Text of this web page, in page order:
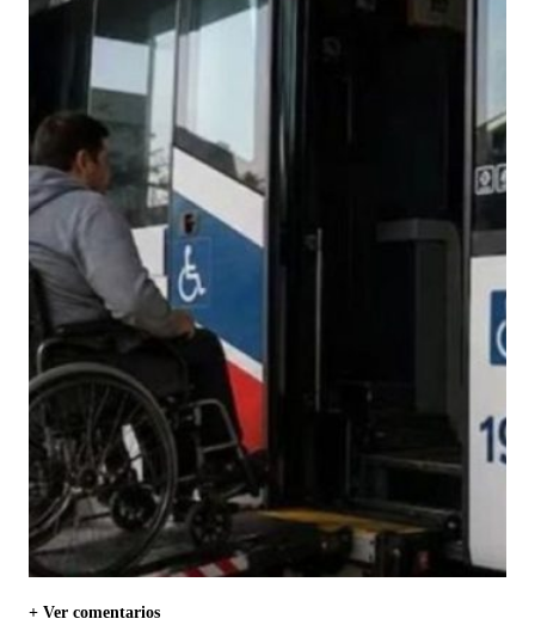
+ Ver comentarios